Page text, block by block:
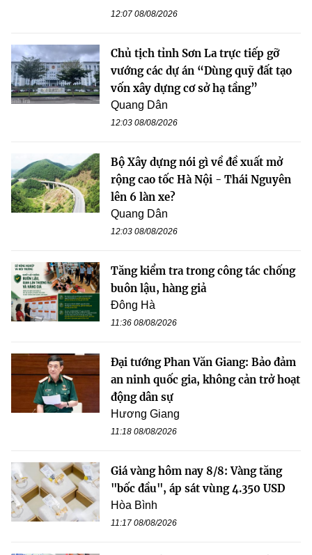
12:07 08/08/2026
Chủ tịch tỉnh Sơn La trực tiếp gỡ
vướng các dự án “Dùng quỹ đất tạo
vốn xây dựng cơ sở hạ tầng”
Quang Dân
12:03 08/08/2026
Bộ Xây dựng nói gì về đề xuất mở
rộng cao tốc Hà Nội - Thái Nguyên
lên 6 làn xe?
Quang Dân
12:03 08/08/2026
Tăng kiểm tra trong công tác chống
buôn lậu, hàng giả
Đông Hà
11:36 08/08/2026
Đại tướng Phan Văn Giang: Bảo đảm
an ninh quốc gia, không cản trở hoạt
động dân sự
Hương Giang
11:18 08/08/2026
Giá vàng hôm nay 8/8: Vàng tăng
"bốc đầu", áp sát vùng 4.350 USD
Hòa Bình
11:17 08/08/2026